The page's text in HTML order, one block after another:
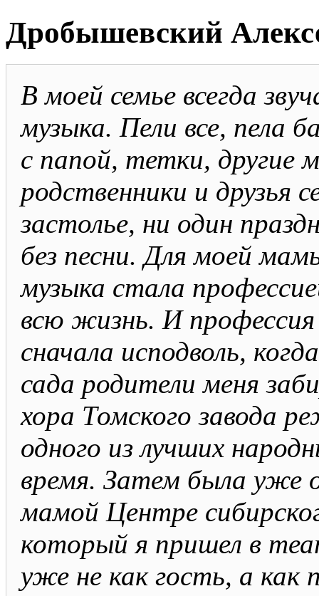
Дробышевский
В моей семье всегда
музыка. Пели все, пела
с папой, тетки, другие
родственники и друзья
застолье, ни один
без песни. Для моей
музыка стала
всю жизнь. И профессия
сначала исподволь,
сада родители меня
хора Томского завода
одного из лучших
время. Затем была уже
мамой Центре
который я пришел в
уже не как гость, а как